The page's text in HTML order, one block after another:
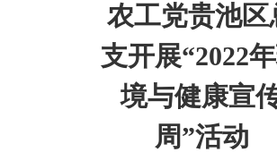
农工党贵池区
支开展“2022
境与健康宣
周”活动